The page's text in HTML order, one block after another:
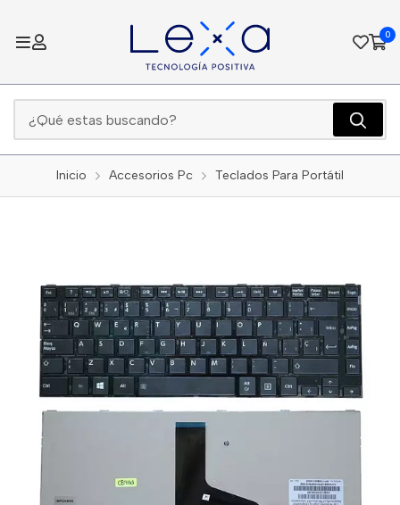
0
Inicio Accesorios Pc Teclados Para Portátil